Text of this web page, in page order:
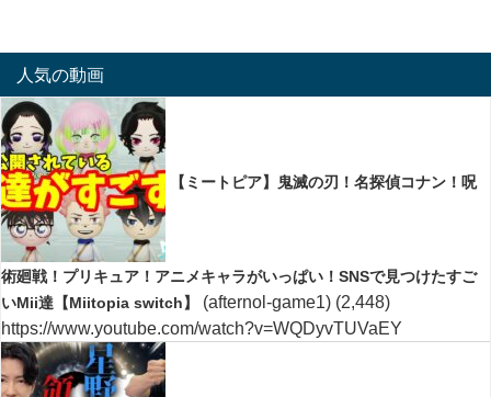
人気の動画
【ミートピア】鬼滅の刃！名探偵コナン！呪
術廻戦！プリキュア！アニメキャラがいっぱい！SNSで見つけたすご
いMii達【Miitopia switch】
(afternol-game1) (2,448)
https://www.youtube.com/watch?v=WQDyvTUVaEY